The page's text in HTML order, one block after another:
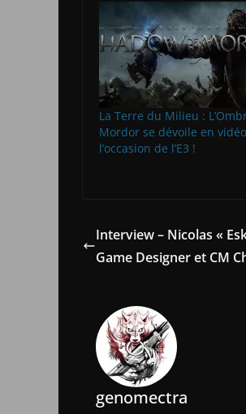
La Terre du Milieu :
Mordor se dévoile en
l’occasion de l’E3 !
Interview – Nicolas «
Game Designer et CM
genomectra